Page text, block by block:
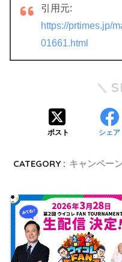
引用元:
https://prtimes.jp/
01661.html
ポスト シェア
CATEGORY : キャンペー